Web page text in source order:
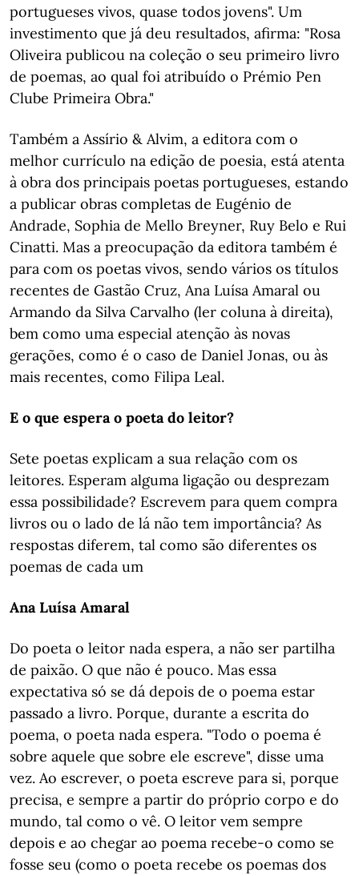
portugueses vivos, quase todos jovens". Um
investimento que já deu resultados, afirma: "Rosa
Oliveira publicou na coleção o seu primeiro livro
de poemas, ao qual foi atribuído o Prémio Pen
Clube Primeira Obra."
Também a Assírio & Alvim, a editora com o
melhor currículo na edição de poesia, está atenta
à obra dos principais poetas portugueses, estando
a publicar obras completas de Eugénio de
Andrade, Sophia de Mello Breyner, Ruy Belo e Rui
Cinatti. Mas a preocupação da editora também é
para com os poetas vivos, sendo vários os títulos
recentes de Gastão Cruz, Ana Luísa Amaral ou
Armando da Silva Carvalho (ler coluna à direita),
bem como uma especial atenção às novas
gerações, como é o caso de Daniel Jonas, ou às
mais recentes, como Filipa Leal.
E o que espera o poeta do leitor?
Sete poetas explicam a sua relação com os
leitores. Esperam alguma ligação ou desprezam
essa possibilidade? Escrevem para quem compra
livros ou o lado de lá não tem importância? As
respostas diferem, tal como são diferentes os
poemas de cada um
Ana Luísa Amaral
Do poeta o leitor nada espera, a não ser partilha
de paixão. O que não é pouco. Mas essa
expectativa só se dá depois de o poema estar
passado a livro. Porque, durante a escrita do
poema, o poeta nada espera. "Todo o poema é
sobre aquele que sobre ele escreve", disse uma
vez. Ao escrever, o poeta escreve para si, porque
precisa, e sempre a partir do próprio corpo e do
mundo, tal como o vê. O leitor vem sempre
depois e ao chegar ao poema recebe-o como se
fosse seu (como o poeta recebe os poemas dos